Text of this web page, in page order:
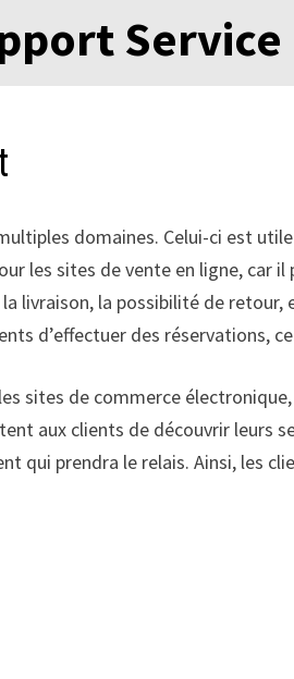
Service
domaines. Celui-ci est
les sites de vente en ligne, car
livraison, la possibilité de retour,
d’effectuer des réservations,
sites de commerce
aux clients de découvrir leurs
qui prendra le relais. Ainsi, les